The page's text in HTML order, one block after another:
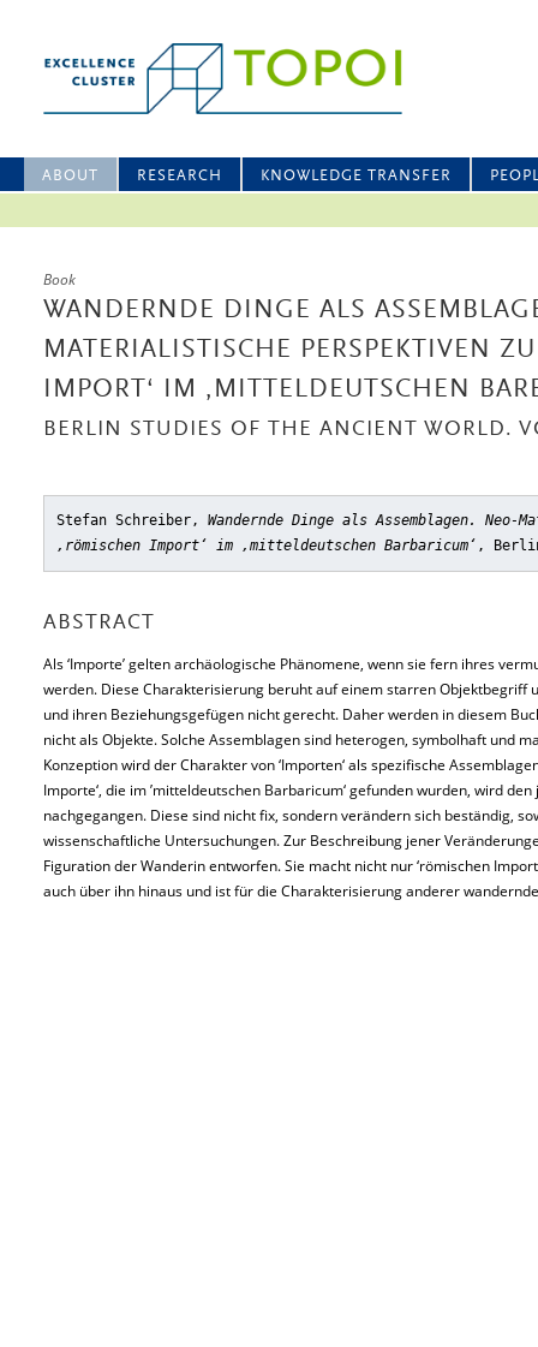
ABOUT RESEARCH KNOWLEDGE TRANSFER
Book
WANDERNDE DINGE ALS
MATERIALISTISCHE PERSPEKTIVEN
IMPORT‘ IM ‚MITTELDEUTSCHEN
BERLIN STUDIES OF THE ANCIENT WORLD.
Stefan Schreiber, Wandernde Dinge als Assemblagen.
‚römischen Import‘ im ‚mitteldeutschen Barbaricum‘ ,
ABSTRACT
Als ‘Importe’ gelten archäologische Phänomene, wenn sie fern ihres
werden. Diese Charakterisierung beruht auf einem starren Objektbegriff
und ihren Beziehungsgefügen nicht gerecht. Daher werden in diesem
nicht als Objekte. Solche Assemblagen sind heterogen, symbolhaft und
Konzeption wird der Charakter von ‘Importen‘ als spezifische
Importe‘, die im ’mitteldeutschen Barbaricum‘ gefunden wurden, wird
nachgegangen. Diese sind nicht fix, sondern verändern sich beständig,
wissenschaftliche Untersuchungen. Zur Beschreibung jener
Figuration der Wanderin entworfen. Sie macht nicht nur ‘römischen
auch über ihn hinaus und ist für die Charakterisierung anderer